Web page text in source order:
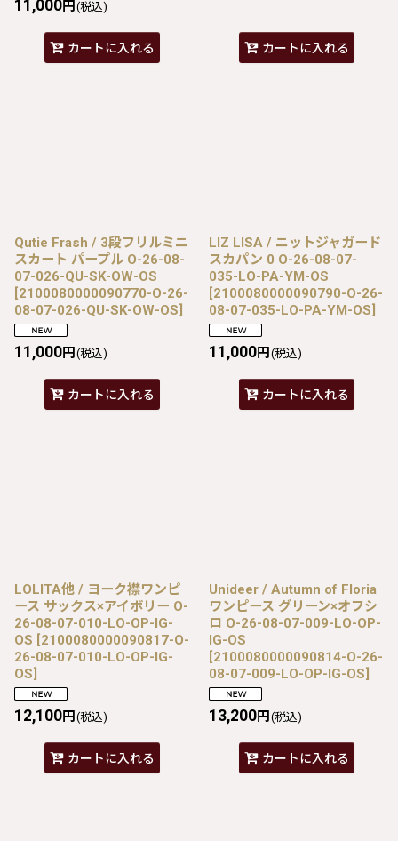
11,000円 (税込)
カートに入れる カートに入れる
Qutie Frash / 3段フリルミニ
スカート パープル O-26-08-
07-026-QU-SK-OW-OS
[2100080000090770-O-26-
08-07-026-QU-SK-OW-OS]
11,000円 (税込)
カートに入れる
LIZ LISA / ニットジャガード
スカパン 0 O-26-08-07-
035-LO-PA-YM-OS
[2100080000090790-O-26-
08-07-035-LO-PA-YM-OS]
11,000円 (税込)
カートに入れる
LOLITA他 / ヨーク襟ワンピ
ース サックス×アイボリー O-
26-08-07-010-LO-OP-IG-
OS [2100080000090817-O-
26-08-07-010-LO-OP-IG-
OS]
12,100円 (税込)
カートに入れる
Unideer / Autumn of Floria
ワンピース グリーン×オフシ
ロ O-26-08-07-009-LO-OP-
IG-OS
[2100080000090814-O-26-
08-07-009-LO-OP-IG-OS]
13,200円 (税込)
カートに入れる